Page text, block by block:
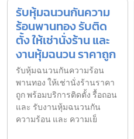
รับหุ้มฉนวนกันความ
ร้อนพานทอง รับติด
ตั้ง ให้เช่านั่งร้าน และ
งานหุ้มฉนวน ราคาถูก
รับหุ้มฉนวนกันความร้อน
พานทอง ให้เช่านั่งร้านราคา
ถูก พร้อมบริการติดตั้ง รื้อถอน
และ รับงานหุ้มฉนวนกัน
ความร้อน และ ความเย็